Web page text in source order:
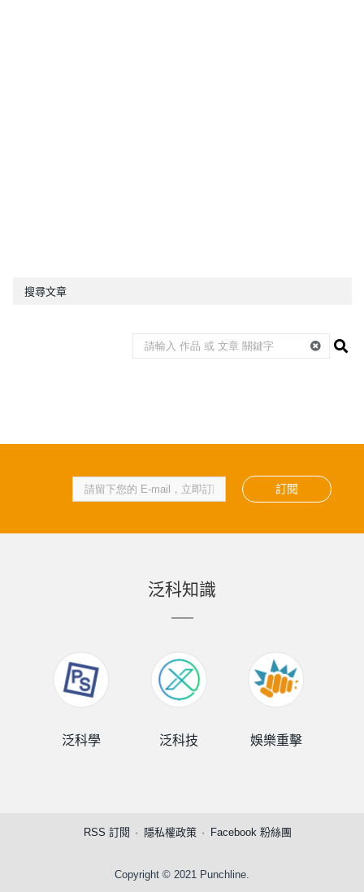
搜尋文章
訂閱
泛科知識
泛科學 泛科技 娛樂重擊
RSS 訂閱 隱私權政策 Facebook 粉絲團
Copyright © 2021 Punchline.